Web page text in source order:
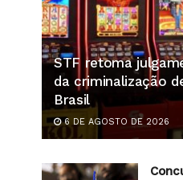
STF retoma
da criminalização
Brasil
6 DE AGOSTO DE 2026